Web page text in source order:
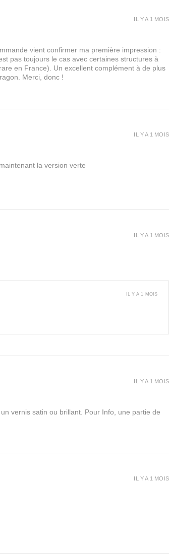
vient confirmer ma première impression :
pas toujours le cas avec certaines structures à
en France). Un excellent complément à de plus
Merci, donc !
IL Y A 1 MOIS
la version verte
IL Y A 1 MOIS
IL Y A 1 MOIS
IL Y A 1 MOIS
vernis satin ou brillant. Pour Info, une partie de
IL Y A 1 MOIS
IL Y A 1 MOIS